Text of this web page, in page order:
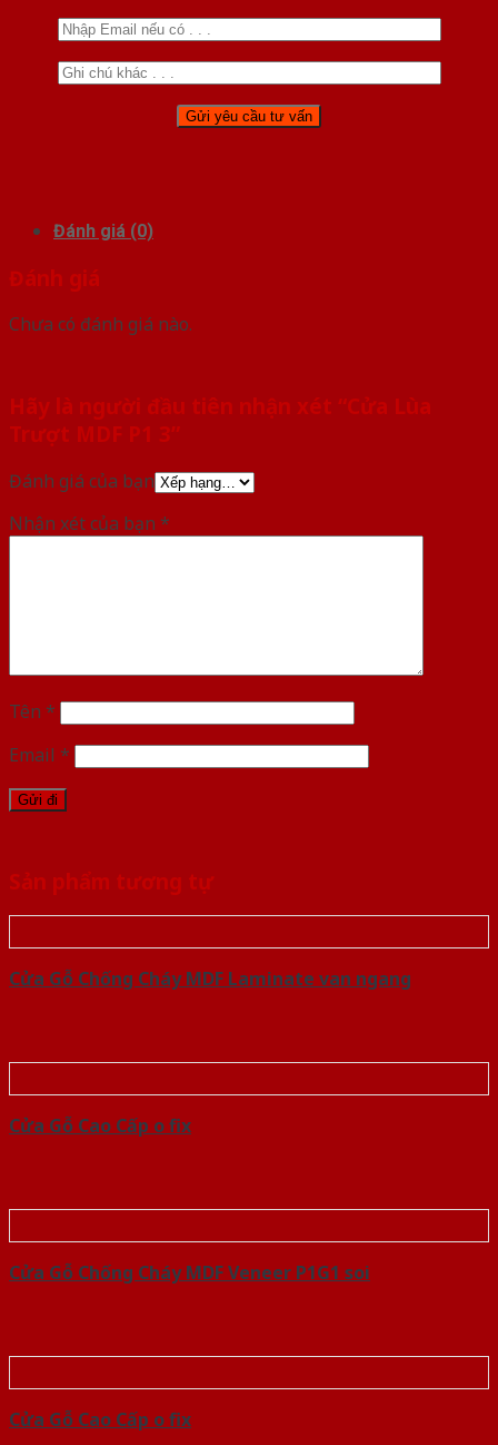
Đánh giá (0)
Đánh giá
Chưa có đánh giá nào.
Hãy là người đầu tiên nhận xét “Cửa Lùa
Trượt MDF P1 3”
Đánh giá của bạn
Nhận xét của bạn *
Tên *
Email *
Sản phẩm tương tự
Cửa Gỗ Chống Cháy MDF Laminate van ngang
Cửa Gỗ Cao Cấp o fix
Cửa Gỗ Chống Cháy MDF Veneer P1G1 soi
Cửa Gỗ Cao Cấp o fix